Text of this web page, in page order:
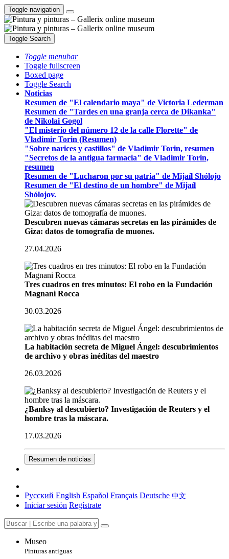
Toggle navigation
Toggle Search
Toggle menubar
Toggle fullscreen
Boxed page
Toggle Search
Noticias
Resumen de "El calendario maya" de Victoria Lederman
Resumen de "Tardes en una granja cerca de Dikanka"
de Nikolai Gogol
"El misterio del número 12 de la calle Florette" de
Vladimir Torin (Resumen)
"Sobre narices y castillos" de Vladimir Torin, resumen
"Secretos de la antigua farmacia" de Vladimir Torin,
resumen
Resumen de "Lucharon por su patria" de Mijaíl Shólojo
Resumen de "El destino de un hombre" de Mijaíl
Shólojov.
Descubren nuevas cámaras secretas en las pirámides de
Giza: datos de tomografía de muones.
27.04.2026
Tres cuadros en tres minutos: El robo en la Fundación
Magnani Rocca
30.03.2026
La habitación secreta de Miguel Ángel: descubrimientos
de archivo y obras inéditas del maestro
26.03.2026
¿Banksy al descubierto? Investigación de Reuters y el
hombre tras la máscara.
17.03.2026
Resumen de noticias
Русский English Español Français Deutsche 中文
Iniciar sesión Regístrate
Museo
Pinturas antiguas